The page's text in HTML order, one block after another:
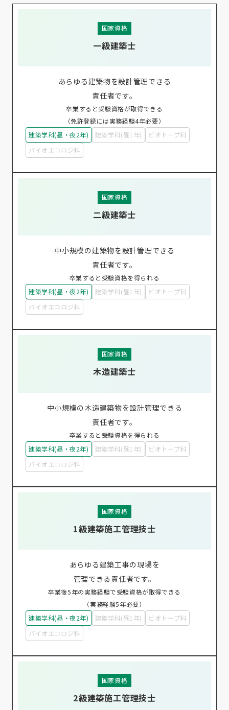
国家資格
一級建築士
あらゆる建築物を設計管理できる
責任者です。
卒業すると受験資格が取得できる
（免許登録には実務経験4年必要）
建築学科(昼・夜2年) 建築学科(昼1年)
ビオトープ科
バイオエコロジ科
国家資格
二級建築士
中小規模の建築物を設計管理できる
責任者です。
卒業すると受験資格を得られる
建築学科(昼・夜2年) 建築学科(昼1年)
ビオトープ科
バイオエコロジ科
国家資格
木造建築士
中小規模の木造建築物を設計管理できる
責任者です。
卒業すると受験資格を得られる
建築学科(昼・夜2年) 建築学科(昼1年)
ビオトープ科
バイオエコロジ科
国家資格
1級建築施工管理技士
あらゆる建築工事の現場を
管理できる責任者です。
卒業後5年の実務経験で受験資格が取得できる
（実務経験5年必要）
建築学科(昼・夜2年) 建築学科(昼1年)
ビオトープ科
バイオエコロジ科
国家資格
2級建築施工管理技士